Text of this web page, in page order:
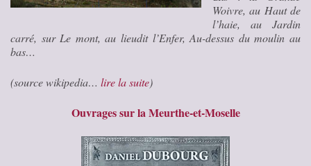
Woivre, au Haut de
l’haie, au Jardin
carré, sur Le mont, au lieudit l’Enfer, Au-dessus du moulin au
bas…
(source wikipedia… lire la suite)
Ouvrages sur la Meurthe-et-Moselle